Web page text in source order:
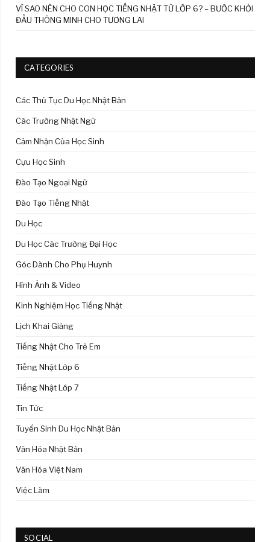
VÌ SAO NÊN CHO CON HỌC TIẾNG NHẬT TỪ LỚP 6? – BƯỚC KHỞI
ĐẦU THÔNG MINH CHO TƯƠNG LAI
CATEGORIES
Các Thủ Tục Du Học Nhật Bản
Các Trường Nhật Ngữ
Cảm Nhận Của Học Sinh
Cựu Học Sinh
Đào Tạo Ngoại Ngữ
Đào Tạo Tiếng Nhật
Du Học
Du Học Các Trường Đại Học
Góc Dành Cho Phụ Huynh
Hình Ảnh & Video
Kinh Nghiệm Học Tiếng Nhật
Lịch Khai Giảng
Tiếng Nhật Cho Trẻ Em
Tiếng Nhật Lớp 6
Tiếng Nhật Lớp 7
Tin Tức
Tuyển Sinh Du Học Nhật Bản
Văn Hóa Nhật Bản
Văn Hóa Việt Nam
Việc Làm
SOCIAL